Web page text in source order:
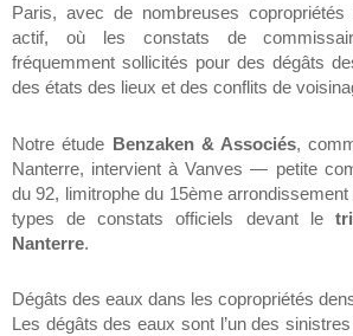
Paris, avec de nombreuses
actif, où les constats de
fréquemment sollicités pour des dégâts
des états des lieux et des conflits de
Notre étude Benzaken & Associés,
Nanterre, intervient à Vanves — petite
du 92, limitrophe du 15ème
types de constats officiels devant le
Nanterre.
Dégâts des eaux dans les copropriétés
Les dégâts des eaux sont l’un des